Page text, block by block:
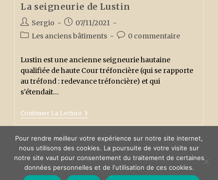
La seigneurie de Lustin
Auteur/autrice
de
Sergio
Publication
publiée :
07/11/2021
PostLes anciens bâtiments
Commentaires
publication :
0 commentaire
Lustin est une ancienne seigneurie hautaine
qualifiée de haute Cour tréfoncière (qui se rapporte
au tréfond : redevance tréfoncière) et qui
s'étendait…
Continuer La Lecture La
Seigneurie
De
Lustin
Go to the previous
1 2
Pour rendre meilleur votre expérience sur notre site internet,
nous utilisons des cookies. La poursuite de votre visite sur
notre site vaut pour consentement du traitement de certaines
données personnelles et de l'utilisation de ces cookies.